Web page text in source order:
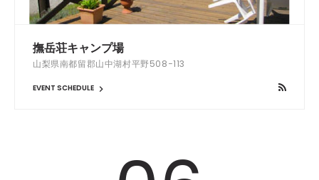
撫岳荘キャンプ場
山梨県南都留郡山中湖村平野508−113
EVENT SCHEDULE